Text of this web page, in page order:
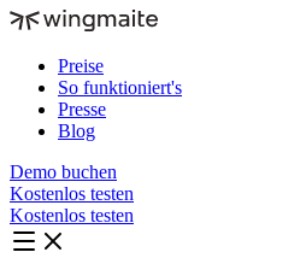
Preise
So funktioniert's
Presse
Blog
Demo buchen
Kostenlos testen
Kostenlos testen